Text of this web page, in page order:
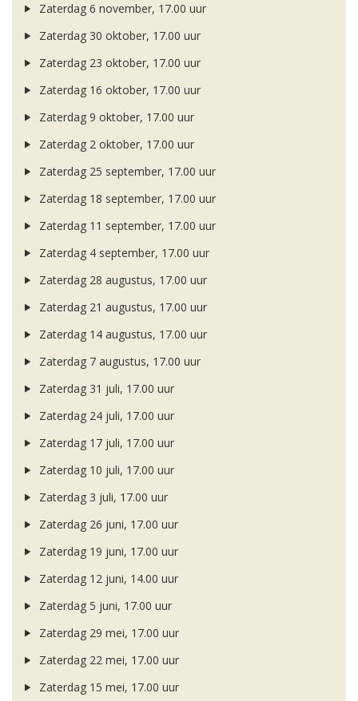
Zaterdag 6 november, 17.00 uur
Zaterdag 30 oktober, 17.00 uur
Zaterdag 23 oktober, 17.00 uur
Zaterdag 16 oktober, 17.00 uur
Zaterdag 9 oktober, 17.00 uur
Zaterdag 2 oktober, 17.00 uur
Zaterdag 25 september, 17.00 uur
Zaterdag 18 september, 17.00 uur
Zaterdag 11 september, 17.00 uur
Zaterdag 4 september, 17.00 uur
Zaterdag 28 augustus, 17.00 uur
Zaterdag 21 augustus, 17.00 uur
Zaterdag 14 augustus, 17.00 uur
Zaterdag 7 augustus, 17.00 uur
Zaterdag 31 juli, 17.00 uur
Zaterdag 24 juli, 17.00 uur
Zaterdag 17 juli, 17.00 uur
Zaterdag 10 juli, 17.00 uur
Zaterdag 3 juli, 17.00 uur
Zaterdag 26 juni, 17.00 uur
Zaterdag 19 juni, 17.00 uur
Zaterdag 12 juni, 14.00 uur
Zaterdag 5 juni, 17.00 uur
Zaterdag 29 mei, 17.00 uur
Zaterdag 22 mei, 17.00 uur
Zaterdag 15 mei, 17.00 uur